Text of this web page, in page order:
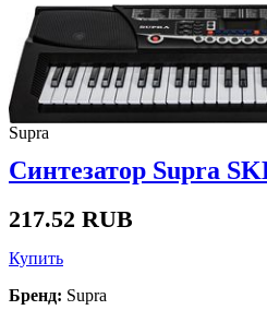
Supra
Синтезатор Supra
217.52 RUB
Купить
Бренд: Supra